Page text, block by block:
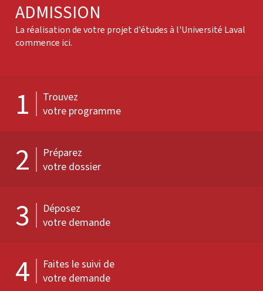
ADMISSION
La réalisation de votre projet d'études à l'Université Laval
commence ici.
1
Trouvez
votre programme
2
Préparez
votre dossier
3
Déposez
votre demande
4
Faites le suivi de
votre demande